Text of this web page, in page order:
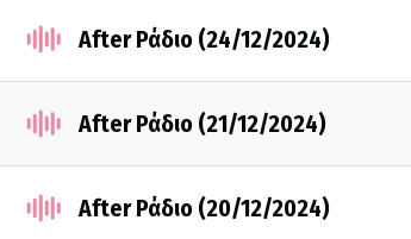
After Ράδιο (24/12/2024)
After Ράδιο (21/12/2024)
After Ράδιο (20/12/2024)